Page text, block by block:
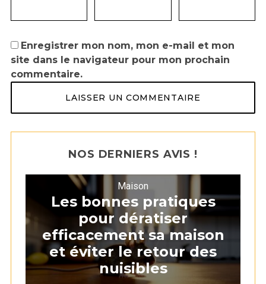
Enregistrer mon nom, mon e-mail et mon
site dans le navigateur pour mon prochain
commentaire.
NOS DERNIERS AVIS !
Maison
Les bonnes pratiques
pour dératiser
efficacement sa maison
et éviter le retour des
nuisibles